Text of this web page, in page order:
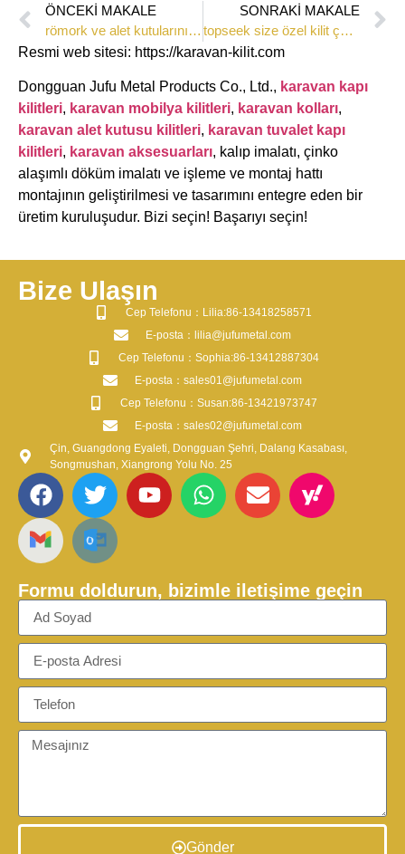
ÖNCEKI MAKALE
​​römork ve alet kutularınız için güvenlik koruması: t handle lock​​
SONRAKI MAKALE
topseek size özel kilit çözümleri sunar​​
Resmi web sitesi: https://karavan-kilit.com
Dongguan Jufu Metal Products Co., Ltd., karavan kapı
kilitleri, karavan mobilya kilitleri, karavan kolları,
karavan alet kutusu kilitleri, karavan tuvalet kapı
kilitleri, karavan aksesuarları, kalıp imalatı, çinko
alaşımlı döküm imalatı ve işleme ve montaj hattı
montajının geliştirilmesi ve tasarımını entegre eden bir
üretim kuruluşudur. Bizi seçin! Başarıyı seçin!
Bize Ulaşın
​Cep Telefonu：Lilia:86-13418258571
​E-posta​：lilia@jufumetal.com
​Cep Telefonu：Sophia:86-13412887304
​E-posta​：sales01@jufumetal.com
​Cep Telefonu：Susan:86-13421973747
​E-posta​：sales02@jufumetal.com
Çin, Guangdong Eyaleti, Dongguan Şehri, Dalang Kasabası,
Songmushan, Xiangrong Yolu No. 25
Formu doldurun, bizimle iletişime geçin
Gönder